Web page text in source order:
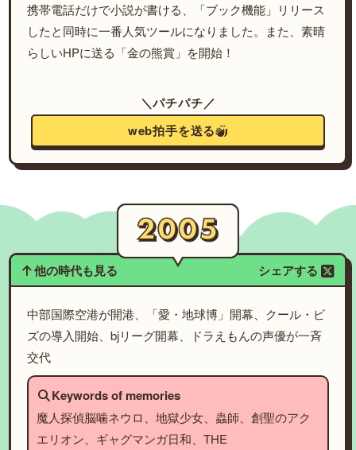
携帯電話だけで小説が書ける、「ブック機能」リリース
したと同時に一番人気ツールになりました。また、素晴
らしいHPに送る「金の熊賞」を開始！
＼パチパチ／
web拍手を送る
他の時代も見る シェアする
中部国際空港が開港、「愛・地球博」開幕、クール・ビ
ズの導入開始、bjリーグ開幕、ドラえもんの声優が一斉
交代
Keywords of memories
魔人探偵脳噛ネウロ、地獄少女、蟲師、創聖のアク
エリオン、ギャグマンガ日和、THE